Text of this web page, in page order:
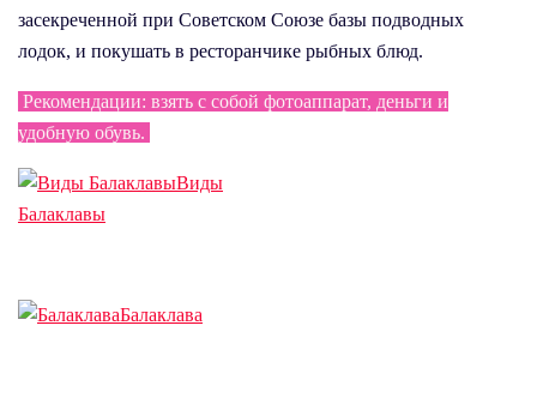
засекреченной при Советском Союзе базы подводных
лодок, и покушать в ресторанчике рыбных блюд.
Рекомендации: взять с собой фотоаппарат, деньги и
удобную обувь.
Виды
Балаклавы
Балаклава